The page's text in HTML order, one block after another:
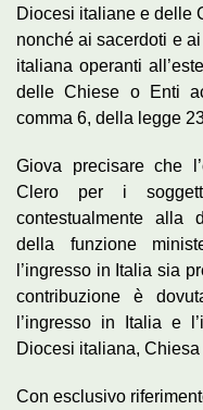
Diocesi italiane e delle
nonché ai sacerdoti e
italiana operanti
delle Chiese o Enti
comma 6, della legge
Giova precisare che
Clero per i
contestualmente alla
della funzione
l’ingresso in Italia sia
contribuzione è
l’ingresso in Italia e
Diocesi italiana,
Con esclusivo